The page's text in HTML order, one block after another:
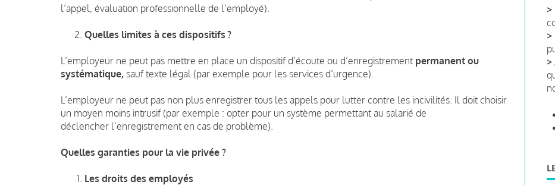
l’appel, évaluation professionnelle de l’employé).
Quelles limites à ces dispositifs ?
L’employeur ne peut pas mettre en place un dispositif d’écoute ou d’enregistrement permanent ou
systématique, sauf texte légal (par exemple pour les services d’urgence).
L’employeur ne peut pas non plus enregistrer tous les appels pour lutter contre les incivilités. Il doit choisir
un moyen moins intrusif (par exemple : opter pour un système permettant au salarié de
déclencher l’enregistrement en cas de problème).
Quelles garanties pour la vie privée ?
Les droits des employés
>
>
>